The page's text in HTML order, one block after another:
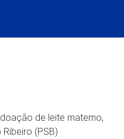
de leite materno,
(PSB)